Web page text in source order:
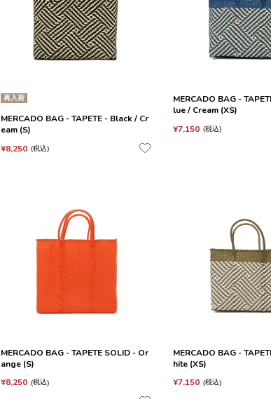
再入荷
MERCADO BAG - TAPETE - Black / Cr
eam (S)
¥8,250 税込
MERCADO BAG -
lue / Cream (XS)
¥7,150 税込
MERCADO BAG - TAPETE SOLID - Or
ange (S)
¥8,250 税込
MERCADO BAG -
hite (XS)
¥7,150 税込